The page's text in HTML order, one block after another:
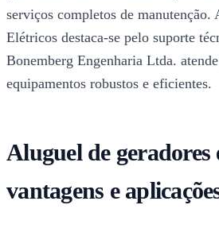
serviços completos de manutenção.
Elétricos destaca-se pelo suporte
Bonemberg Engenharia Ltda.
equipamentos robustos e eficientes.
Aluguel de
vantagens e